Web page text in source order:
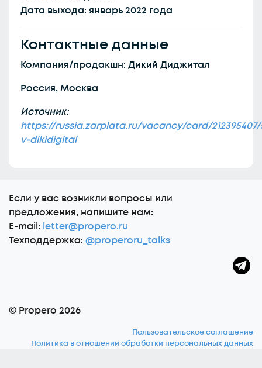
Дата выхода: январь 2022 года
Контактные данные
Компания/продакшн: Дикий Диджитал
Россия, Москва
Источник:
https://russia.zarplata.ru/vacancy/card/
v-dikidigital
Еcли у вас возникли вопросы или
предложения, напишите нам:
E-mail: letter@propero.ru
Техподдержка: @properoru_talks
© Propero 2026
Пользовательское соглашение
Политика в отношении обработки персональных данных